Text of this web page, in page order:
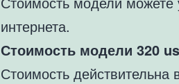
интернета.
Стоимость модели 320
Стоимость действительна